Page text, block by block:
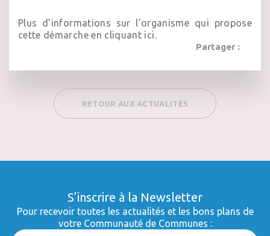
Plus d’informations sur l’organisme qui propose
cette démarche en cliquant ici.
Partager :
RETOUR AUX ACTUALITÉS
S’inscrire à la Newsletter
Pour recevoir toutes les actualités et les bons plans de
votre Communauté de Communes :